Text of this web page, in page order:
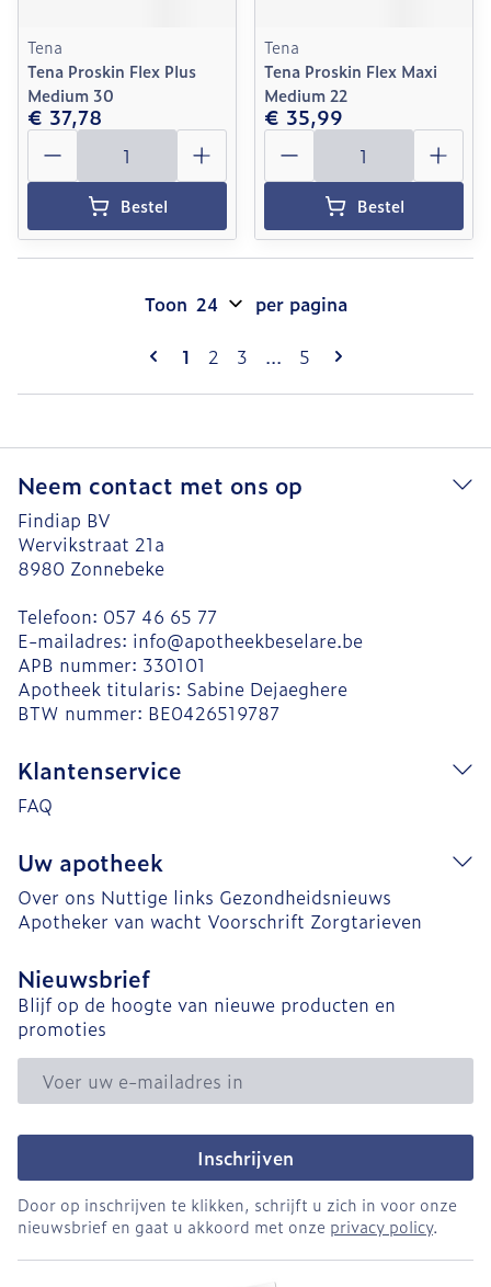
Tena
Tena Proskin Flex Plus
Medium 30
€ 37,78
Aantal
Bestel
Tena
Tena Proskin Flex Maxi
Medium 22
€ 35,99
Aantal
Bestel
Pagina's
U lees momenteel pagina
1 Pagina
2 Pagina
3 ... Pagina
5
Toon per pagina
Neem contact met ons op
Findiap BV
Wervikstraat 21a
8980 Zonnebeke
Telefoon: 057 46 65 77
E-mailadres: info@apotheekbeselare.be
APB nummer: 330101
Apotheek titularis: Sabine Dejaeghere
BTW nummer: BE0426519787
Klantenservice
FAQ
Uw apotheek
Over ons Nuttige links Gezondheidsnieuws
Apotheker van wacht Voorschrift Zorgtarieven
Nieuwsbrief
Blijf op de hoogte van nieuwe producten en
promoties
E-mail adres
Inschrijven
Door op inschrijven te klikken, schrijft u zich in voor onze
nieuwsbrief en gaat u akkoord met onze privacy policy.